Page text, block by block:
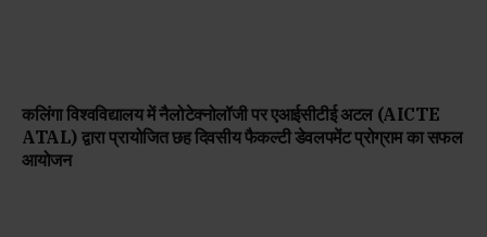
कलिंगा विश्वविद्यालय में नैलोटेक्नोलॉजी पर एआईसीटीई अटल (AICTE
ATAL) द्वारा प्रायोजित छह दिवसीय फैकल्टी डेवलपमेंट प्रोग्राम का सफल
आयोजन